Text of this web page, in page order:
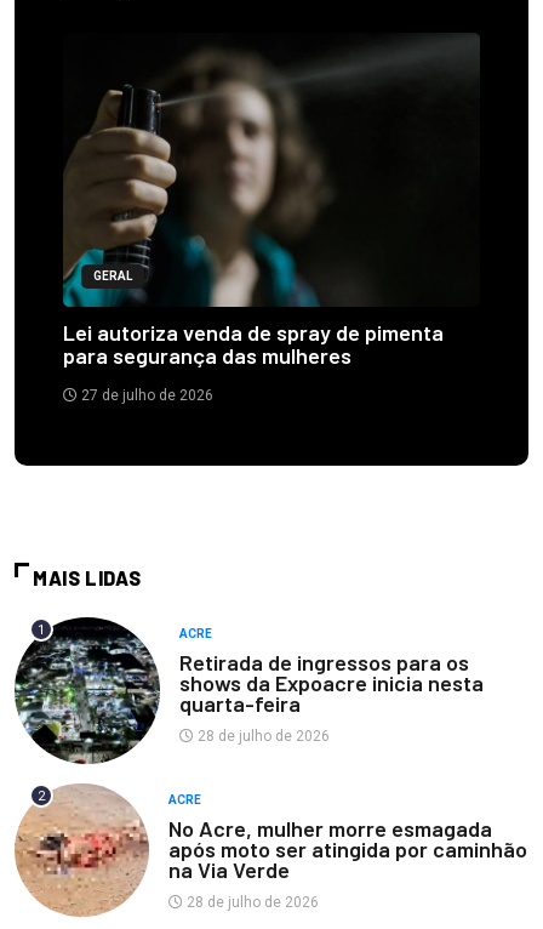
GERAL
Lei autoriza venda de spray de pimenta
para segurança das mulheres
27 de julho de 2026
MAIS LIDAS
1 ACRE
Retirada de ingressos para os
shows da Expoacre inicia nesta
quarta-feira
28 de julho de 2026
2 ACRE
No Acre, mulher morre esmagada
após moto ser atingida por caminhão
na Via Verde
28 de julho de 2026